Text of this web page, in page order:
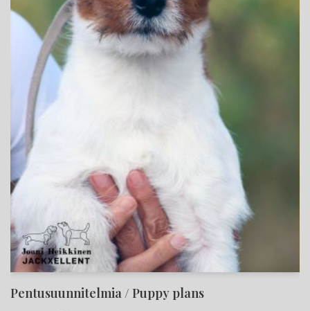
Pentusuunnitelmia / Puppy plans